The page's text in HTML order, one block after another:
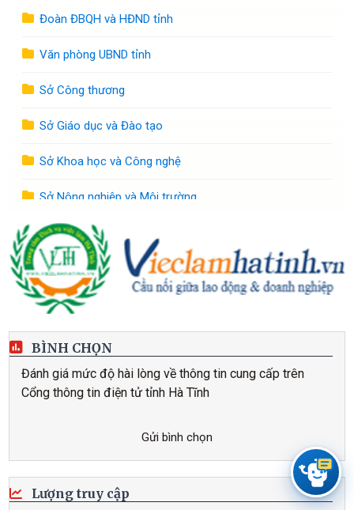
Đoàn ĐBQH và HĐND tỉnh
Văn phòng UBND tỉnh
Sở Công thương
Sở Giáo dục và Đào tạo
Sở Khoa học và Công nghệ
Sở Nông nghiệp và Môi trường
Sở Nội vụ
Sở Ngoại vụ
Sở Tài chính
Sở Tư pháp
Sở Văn hóa, Thế thao và Du lịch
Tòa án nhân dân tỉnh
BÌNH CHỌN
Đánh giá mức độ hài lòng về thông tin cung cấp trên
Cổng thông tin điện tử tỉnh Hà Tĩnh
Gửi bình chọn
Lượng truy cập